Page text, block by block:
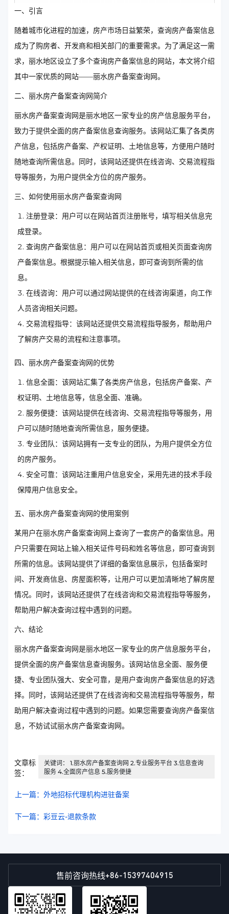
一、引言
随着城市化进程的加速，房产市场日益繁荣，查询房产备案信息
成为了购房者、开发商和相关部门的重要需求。为了满足这一需
求，丽水地区设立了多个查询房产备案信息的网站，本文将介绍
其中一家优质的网站——丽水房产备案查询网。
二、丽水房产备案查询网简介
丽水房产备案查询网是丽水地区一家专业的房产信息服务平台，
致力于提供全面的房产备案信息查询服务。该网站汇集了各类房
产信息，包括房产备案、产权证明、土地信息等，方便用户随时
随地查询所需信息。同时，该网站还提供在线咨询、交易流程指
导等服务，为用户提供全方位的房产服务。
三、如何使用丽水房产备案查询网
注册登录：用户可以在网站首页注册账号，填写相关信息完
成登录。
查询房产备案信息：用户可以在网站首页或相关页面查询房
产备案信息。根据提示输入相关信息，即可查询到所需的信
息。
在线咨询：用户可以通过网站提供的在线咨询渠道，向工作
人员咨询相关问题。
交易流程指导：该网站还提供交易流程指导服务，帮助用户
了解房产交易的流程和注意事项。
四、丽水房产备案查询网的优势
信息全面：该网站汇集了各类房产信息，包括房产备案、产
权证明、土地信息等，信息全面、准确。
服务便捷：该网站提供在线咨询、交易流程指导等服务，用
户可以随时随地查询所需信息，服务便捷。
专业团队：该网站拥有一支专业的团队，为用户提供全方位
的房产服务。
安全可靠：该网站注重用户信息安全，采用先进的技术手段
保障用户信息安全。
五、丽水房产备案查询网的使用案例
某用户在丽水房产备案查询网上查询了一套房产的备案信息。用
户只需要在网站上输入相关证件号码和姓名等信息，即可查询到
所需的信息。该网站提供了详细的备案信息展示，包括备案时
间、开发商信息、房屋面积等，让用户可以更加清晰地了解房屋
情况。同时，该网站还提供了在线咨询和交易流程指导等服务，
帮助用户解决查询过程中遇到的问题。
六、结论
丽水房产备案查询网是丽水地区一家专业的房产信息服务平台，
提供全面的房产备案信息查询服务。该网站信息全面、服务便
捷、专业团队强大、安全可靠，是用户查询房产备案信息的好选
择。同时，该网站还提供了在线咨询和交易流程指导等服务，帮
助用户解决查询过程中遇到的问题。如果您需要查询房产备案信
息，不妨试试丽水房产备案查询网。
文章标
签：
关键词： 1.丽水房产备案查询网 2.专业服务平台 3.信息查询
服务 4.全面房产信息 5.服务便捷
上一篇：外地招标代理机构进驻备案
下一篇：彩豆云-退款条款
售前咨询热线+86-15397404915